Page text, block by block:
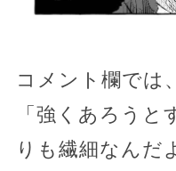
コメント欄では、
「強くあろうと
りも繊細なんだ